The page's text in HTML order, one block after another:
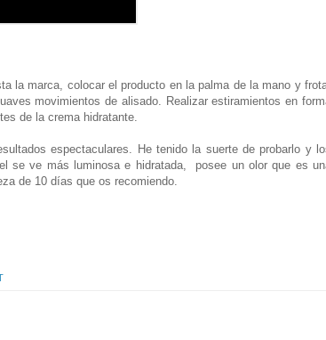
la marca, colocar el producto en la palma de la mano y
movimientos de alisado. Realizar estiramientos en
de la crema hidratante.
espectaculares. He tenido la suerte de probarlo y
se ve más luminosa e hidratada, posee un olor que es
de 10 días que os recomiendo.